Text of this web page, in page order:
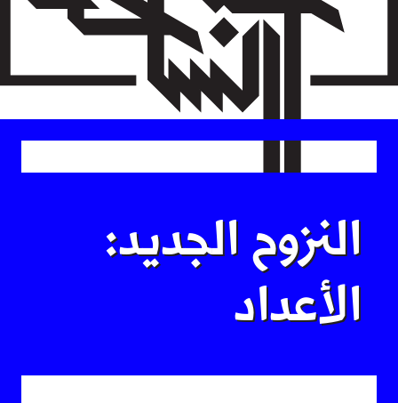
main
النزوح الجديد:
الأعداد